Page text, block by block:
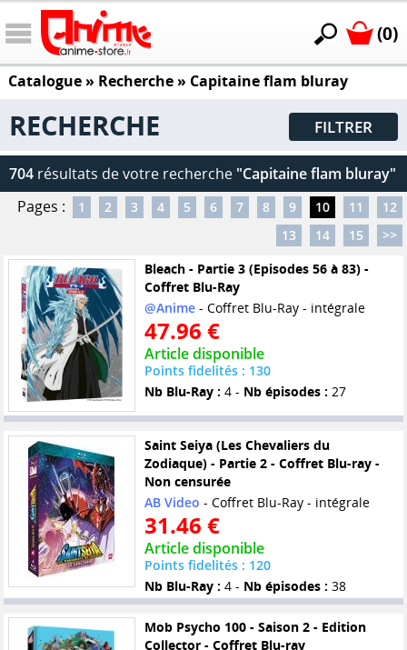
(0)
Catalogue» Recherche » Capitaine flam bluray
RECHERCHE FILTRER
704 résultats de votre recherche "Capitaine flam bluray"
Pages :
1 2 3 4 5 6 7 8 9 10 11
12
13
14 15
>>
Bleach - Partie 3 (Episodes 56 à 83) -
Coffret Blu-Ray
@Anime- Coffret Blu-Ray - intégrale
47.96 €
Article disponible
Points fidelités : 130
Nb Blu-Ray : 4 - Nb épisodes : 27
Saint Seiya (Les Chevaliers du
Zodiaque) - Partie 2 - Coffret Blu-ray -
Non censurée
AB Video - Coffret Blu-Ray - intégrale
31.46 €
Article disponible
Points fidelités : 120
Nb Blu-Ray : 4 - Nb épisodes : 38
Mob Psycho 100 - Saison 2 - Edition
Collector - Coffret Blu-ray